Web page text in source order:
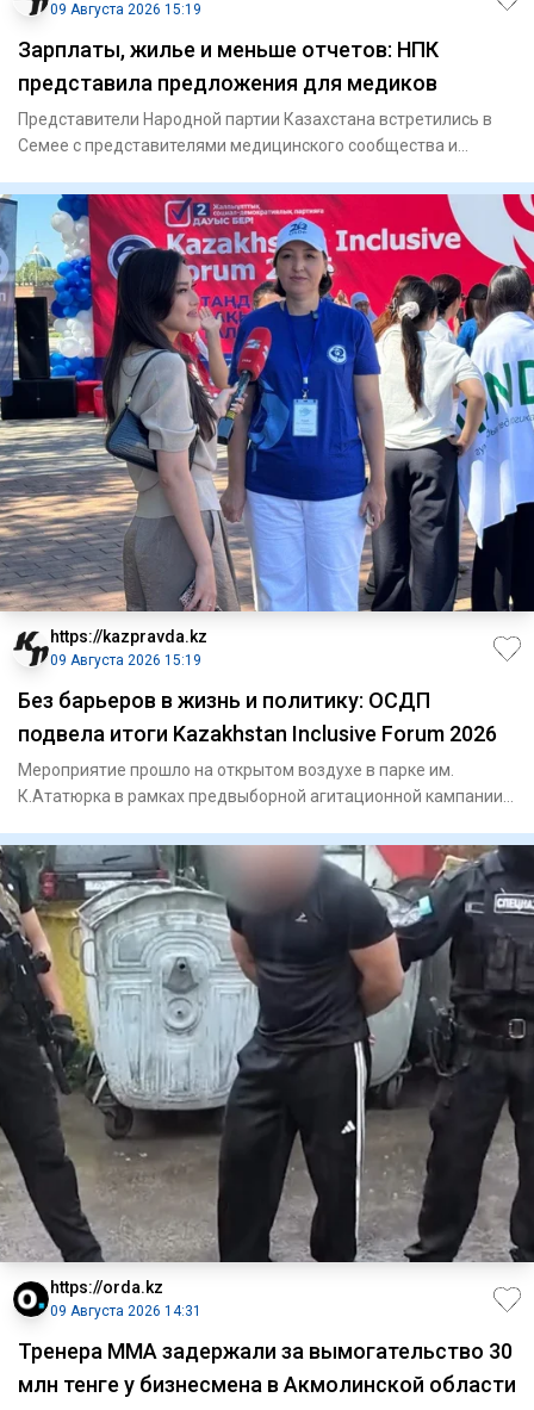
09 Августа 2026 15:19
Зарплаты, жилье и меньше отчетов: НПК
представила предложения для медиков
Представители Народной партии Казахстана встретились в
Семее с представителями медицинского сообщества и
https://kazpravda.kz
09 Августа 2026 15:19
Без барьеров в жизнь и политику: ОСДП
подвела итоги Kazakhstan Inclusive Forum 2026
Мероприятие прошло на открытом воздухе в парке им.
К.Ататюрка в рамках предвыборной агитационной кампании
https://orda.kz
09 Августа 2026 14:31
Тренера ММА задержали за вымогательство 30
млн тенге у бизнесмена в Акмолинской области